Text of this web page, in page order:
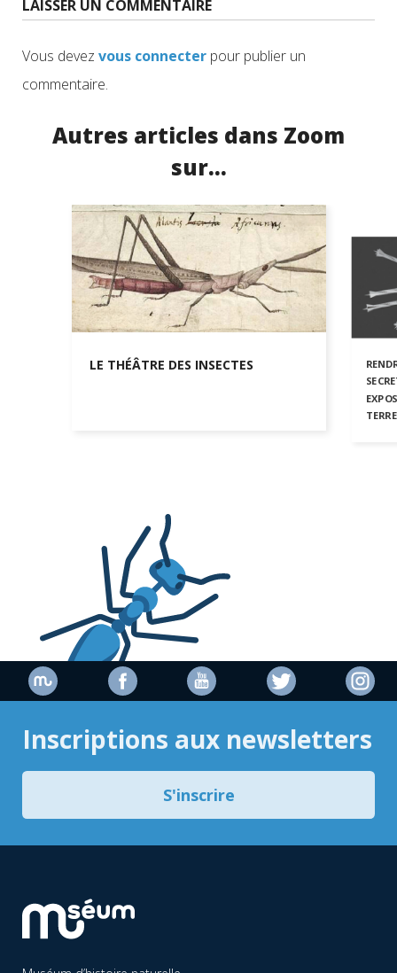
LAISSER UN COMMENTAIRE
Vous devez vous connecter pour publier un
commentaire.
Autres articles dans Zoom
sur...
LE THÉÂTRE DES INSECTES
TERRE
Inscriptions aux newsletters
S'inscrire